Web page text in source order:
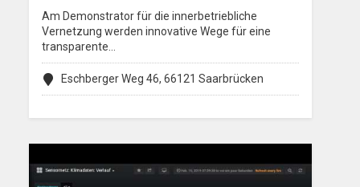
Am Demonstrator für die innerbetriebliche
Vernetzung werden innovative Wege für eine
transparente…
Eschberger Weg 46, 66121 Saarbrücken